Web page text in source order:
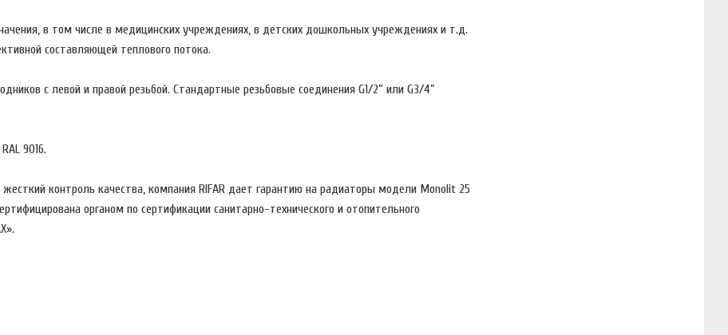
в том числе в медицинских учреждениях, в детских дошкольных учреждениях и т.д.
составляющей теплового потока.
с левой и правой резьбой. Стандартные резьбовые соединения G1/2” или G3/4”
9016.
контроль качества, компания RIFAR дает гарантию на радиаторы модели Monolit 25
органом по сертификации санитарно-технического и отопительного